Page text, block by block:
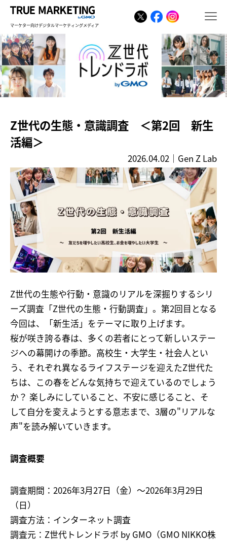
マーケター向けデジタルマーケティングメディア
Z世代の生態・意識調査 ＜第2回 新生
活編＞
2026.04.02 ｜ Gen Z Lab
Z世代の生態や行動・意識のリアルを深掘りするシリ
ーズ調査「Z世代の生態・行動調査」。第2回目となる
今回は、「新生活」をテーマに取り上げます。
桜が咲き誇る春は、多くの若者にとって新しいステー
ジへの幕開けの季節。高校生・大学生・社会人とい
う、それぞれ異なるライフステージを迎えたZ世代た
ちは、この春をどんな気持ちで迎えているのでしょう
か？ 楽しみにしていること、不安に感じること、そ
して自分を変えようとする意志まで、3層の"リアルな
声"を読み解いていきます。
調査概要
調査期間：2026年3月27日（金）〜2026年3月29日
（日）
調査方法：インターネット調査
調査元：Z世代トレンドラボ by GMO（GMO NIKKO株